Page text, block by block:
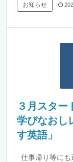
お知らせ
３月スター
学びなおし
す英語」
仕事帰り等にも